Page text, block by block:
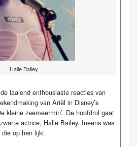
Halle Bailey
laaiend enthousiaste reacties van
van Ariël in Disney’s
kleine zeemeermin’. De hoofdrol gaat
actrice, Halle Bailey. Ineens was
die op hen lijkt.